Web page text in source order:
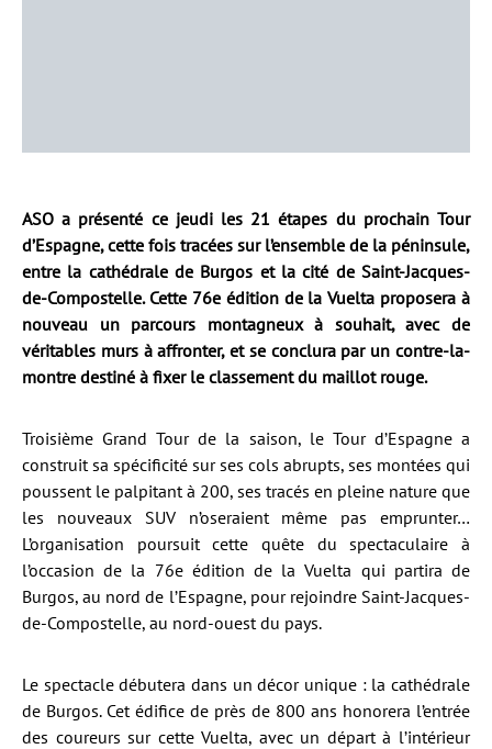
ASO a présenté ce jeudi les 21 étapes du prochain Tour
d’Espagne, cette fois tracées sur l’ensemble de la péninsule,
entre la cathédrale de Burgos et la cité de Saint-Jacques-
de-Compostelle. Cette 76e édition de la Vuelta proposera à
nouveau un parcours montagneux à souhait, avec de
véritables murs à affronter, et se conclura par un contre-la-
montre destiné à fixer le classement du maillot rouge.
Troisième Grand Tour de la saison, le Tour d’Espagne a
construit sa spécificité sur ses cols abrupts, ses montées qui
poussent le palpitant à 200, ses tracés en pleine nature que
les nouveaux SUV n’oseraient même pas emprunter…
L’organisation poursuit cette quête du spectaculaire à
l’occasion de la 76e édition de la Vuelta qui partira de
Burgos, au nord de l’Espagne, pour rejoindre Saint-Jacques-
de-Compostelle, au nord-ouest du pays.
Le spectacle débutera dans un décor unique : la cathédrale
de Burgos. Cet édifice de près de 800 ans honorera l’entrée
des coureurs sur cette Vuelta, avec un départ à l’intérieur